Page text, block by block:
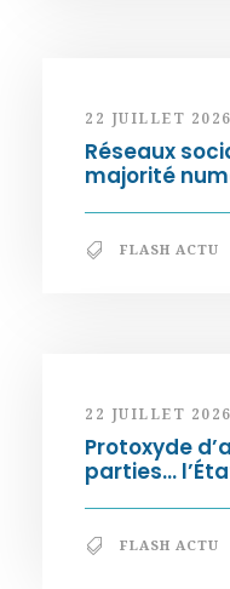
22 JUILLET 2026
Réseaux
majorité
FLASH ACTU
22 JUILLET 2026
Protoxyde
parties…
FLASH ACTU